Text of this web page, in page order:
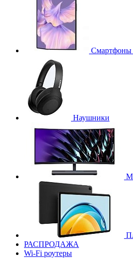
Смартфоны
Наушники
РАСПРОДАЖА
Wi-Fi роутеры